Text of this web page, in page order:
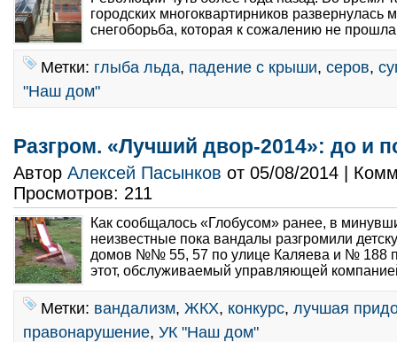
городских многоквартирников развернулась
снегоборьба, которая к сожалению не
Метки: глыба льда, падение с крыши, серов,
"Наш дом"
Разгром. «Лучший двор-2014»: до и
Автор Алексей Пасынков от 05/08/2014 |
Просмотров: 211
Как сообщалось «Глобусом» ранее, в
неизвестные пока вандалы разгромили
домов №№ 55, 57 по улице Каляева и № 188
этот, обслуживаемый управляющей
Метки: вандализм, ЖКХ, конкурс, лучшая
правонарушение, УК "Наш дом"